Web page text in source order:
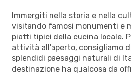
Immergiti nella storia e nella
visitando famosi monumenti e
piatti tipici della cucina locale.
attività all'aperto, consigliamo
splendidi paesaggi naturali di
destinazione ha qualcosa da